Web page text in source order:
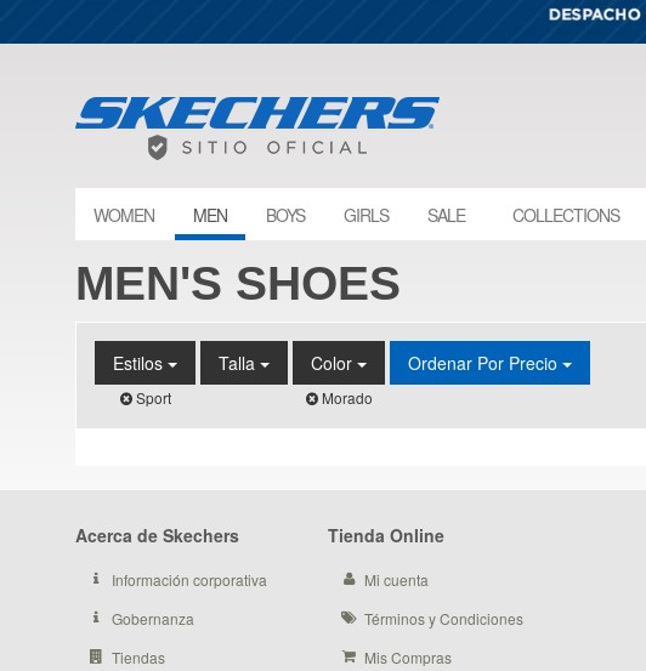
WOMEN MEN BOYS GIRLS SALE COLLECTIONS
MEN'S SHOES
Estilos
Sport
Talla Color
Morado
Ordenar Por Precio
Acerca de Skechers
Información corporativa
Gobernanza
Tiendas
Tienda Online
Mi cuenta
Términos y Condiciones
Mis Compras